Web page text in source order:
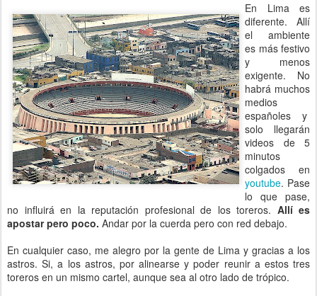
En Lima es
diferente. Allí
el ambiente
es más festivo
y menos
exigente. No
habrá muchos
medios
españoles y
solo llegarán
videos de 5
minutos
colgados en
youtube. Pase
lo que pase,
no influirá en la reputación profesional de los toreros. Allí es
apostar pero poco. Andar por la cuerda pero con red debajo.
En cualquier caso, me alegro por la gente de Lima y gracias a los
astros. Si, a los astros, por alinearse y poder reunir a estos tres
toreros en un mismo cartel, aunque sea al otro lado de trópico.